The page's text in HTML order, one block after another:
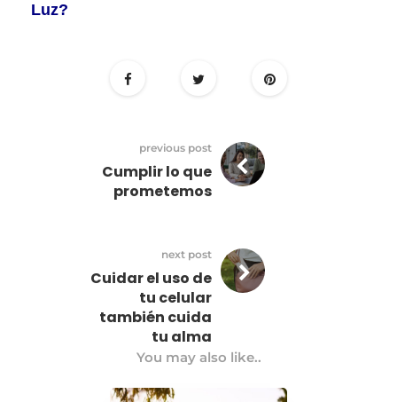
Luz?
previous post
Cumplir lo que
prometemos
next post
Cuidar el uso de
tu celular
también cuida
tu alma
You may also like..